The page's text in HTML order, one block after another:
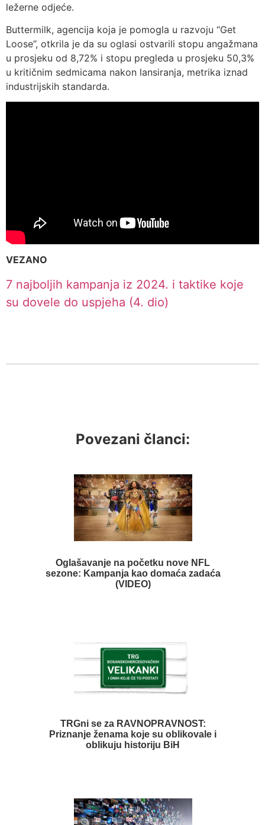
ležerne odjeće.
Buttermilk, agencija koja je pomogla u razvoju “Get
Loose”, otkrila je da su oglasi ostvarili stopu angažmana
u prosjeku od 8,72% i stopu pregleda u prosjeku 50,3%
u kritičnim sedmicama nakon lansiranja, metrika iznad
industrijskih standarda.
VEZANO
7 najboljih kampanja iz 2024. i taktike koje
su dovele do uspjeha (4. dio)
Povezani članci:
Oglašavanje na početku nove NFL
sezone: Kampanja kao domaća zadaća
(VIDEO)
TRGni se za RAVNOPRAVNOST:
Priznanje ženama koje su oblikovale i
oblikuju historiju BiH